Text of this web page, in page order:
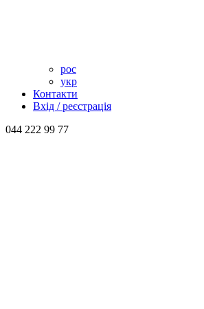
рос
укр
Контакти
Вхід / реєстрація
044 222 99 77